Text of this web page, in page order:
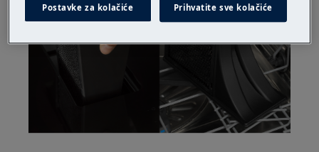
Postavke za kolačiće Prihvatite sve kolačiće